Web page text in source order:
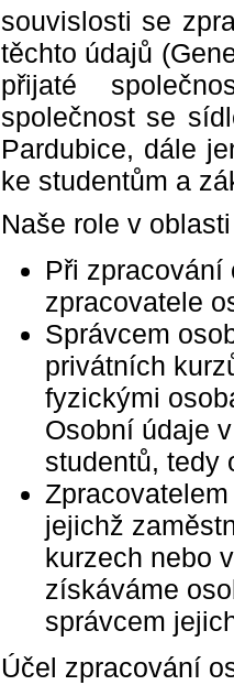
souvislosti se
těchto údajů
přijaté
společnost se
Pardubice, dále
ke studentům a
Naše role v
Při zpracování
zpracovatele
Správcem
privátních
fyzickými
Osobní údaje
studentů, tedy
jejichž
kurzech nebo
získáváme
správcem
Účel zpracování